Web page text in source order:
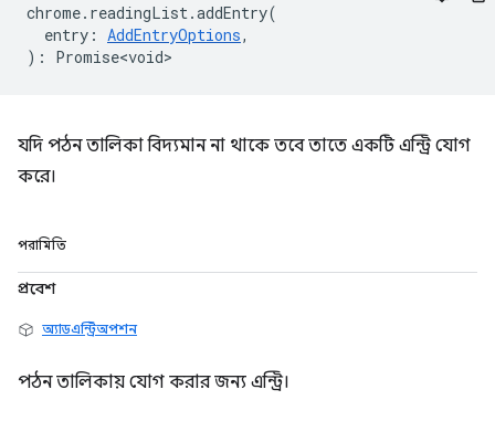
chrome. readingList .addEntry(
entry : AddEntryOptions,
) : Promise<void>
যদি পঠন তালিকা বিদ্যমান না থাকে তবে তাতে একটি এন্ট্রি যোগ
করে।
পরামিতি
প্রবেশ
অ্যাডএন্ট্রিঅপশন
পঠন তালিকায় যোগ করার জন্য এন্ট্রি।